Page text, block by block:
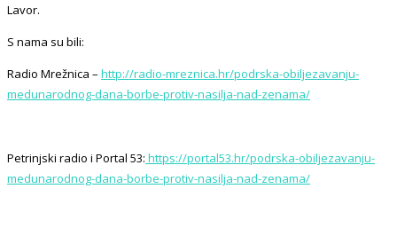
Lavor.
S nama su bili:
Radio Mrežnica – http://radio-mreznica.hr/podrska-obiljezavanju-
medunarodnog-dana-borbe-protiv-nasilja-nad-zenama/
Petrinjski radio i Portal 53: https://portal53.hr/podrska-obiljezavanju-
medunarodnog-dana-borbe-protiv-nasilja-nad-zenama/